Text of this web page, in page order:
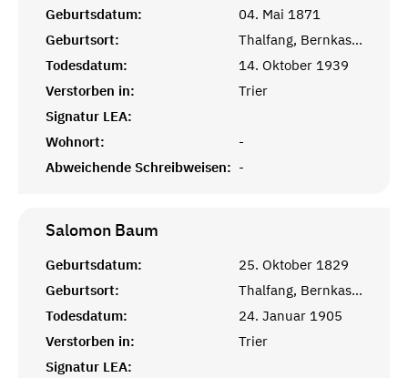
Geburtsdatum:
04. Mai 1871
Geburtsort:
Thalfang, Bernkastel
Todesdatum:
14. Oktober 1939
Verstorben in:
Trier
Signatur LEA:
Wohnort:
-
Abweichende Schreibweisen: -
Salomon Baum
Geburtsdatum:
25. Oktober 1829
Geburtsort:
Thalfang, Bernkastel
Todesdatum:
24. Januar 1905
Verstorben in:
Trier
Signatur LEA: